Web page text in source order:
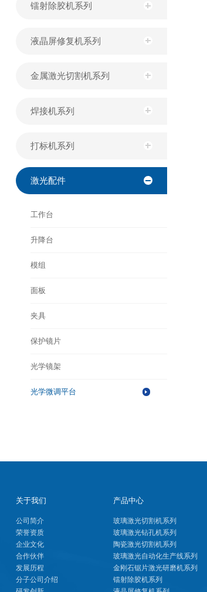
镭射除胶机系列
液晶屏修复机系列
金属激光切割机系列
焊接机系列
打标机系列
激光配件
工作台
升降台
模组
面板
夹具
保护镜片
光学镜架
光学微调平台
关于我们
公司简介
荣誉资质
企业文化
合作伙伴
发展历程
分子公司介绍
产品中心
玻璃激光切割机系列
玻璃激光钻孔机系列
陶瓷激光切割机系列
玻璃激光自动化生产线系列
金刚石锯片激光研磨机系列
镭射除胶机系列